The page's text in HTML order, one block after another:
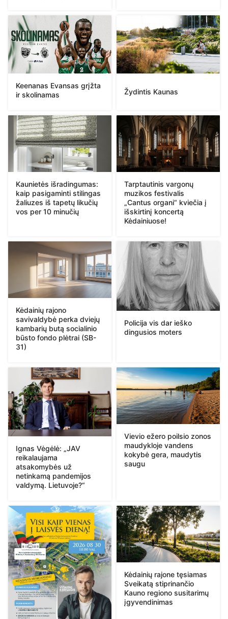
Keenanas Evansas grįžta
ir skolinamas
Žydintis Kaunas
Kaunietės išradingumas:
kaip pasigaminti stilingas
žaliuzes iš tapetų likučių
vos per 10 minučių
Tarptautinis vargonų
muzikos festivalis
„Cantus organi“ kviečia į
išskirtinį koncertą
Kėdainiuose!
Kėdainių rajono
savivaldybė perka dviejų
kambarių butą socialinio
būsto fondo plėtrai (SB-
31)
Policija vis dar ieško
dingusios moters
Ignas Vėgėlė: „JAV
reikalaujama
atsakomybės už
netinkamą pandemijos
valdymą. Lietuvoje?“
Vievio ežero poilsio zonos
maudykloje vandens
kokybė gera, maudytis
saugu
Kėdainių rajone tęsiamas
Sveikatą stiprinančio
Kauno regiono susitarimų
įgyvendinimas